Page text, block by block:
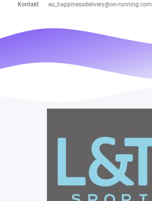
Kontakt
eu_happinessdelivery@on-running.com